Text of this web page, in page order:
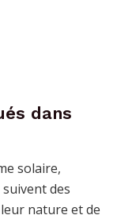
dans
solaire,
des
nature et de